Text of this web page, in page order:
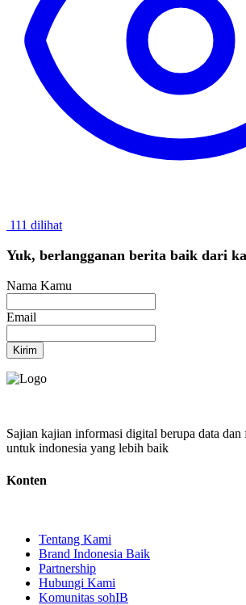
111 dilihat
Yuk, berlangganan berita baik dari
Nama Kamu
Email
Kirim
Sajian kajian informasi digital berupa data dan
untuk indonesia yang lebih baik
Konten
Tentang Kami
Brand Indonesia Baik
Partnership
Hubungi Kami
Komunitas sohIB